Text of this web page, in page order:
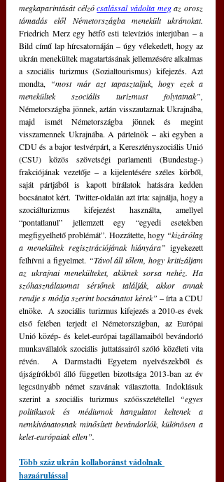
megkaparintását célzó csalással vádolta meg az orosz
Friedrich Merz egy hétfő esti televíziós interjúban – a
Bild című lap hírcsatornáján – úgy vélekedett, hogy az
ukrán menekültek magatartásának jellemzésére alkalmas
a szociális turizmus (Sozialtourismus) kifejezés. Azt
mondta, “most már azt tapasztaljuk, hogy ezek a
menekültek szociális turizmust folytatnak”,
Németországba jönnek, aztán visszautaznak Ukrajnába,
majd ismét Németországba jönnek és megint
visszamennek Ukrajnába. A pártelnök – aki egyben a
CDU és a bajor testvérpárt, a Keresztényszociális Unió
(CSU) közös szövetségi parlamenti (Bundestag-)
frakciójának vezetője – a kijelentésére széles körből,
saját pártjából is kapott bírálatok hatására kedden
bocsánatot kért.  Twitter-oldalán azt írta: sajnálja, hogy a
szociálturizmus kifejezést használta, amellyel
“pontatlanul” jellemzett egy “egyedi esetekben
megfigyelhető problémát”. Hozzátette, hogy “kizárólag
a menekültek regisztrációjának hiányára” igyekezett
felhívni a figyelmet. “Távol áll tőlem, hogy kritizáljam
az ukrajnai menekülteket, akiknek sorsa nehéz. Ha
szóhasználatomat sértőnek találják, akkor annak
rendje s módja szerint bocsánatot kérek” – írta a CDU
elnöke.  A szociális turizmus kifejezés a 2010-es évek
első felében terjedt el Németországban, az Európai
Unió közép- és kelet-európai tagállamaiból bevándorló
munkavállalók szociális juttatásairól szóló közéleti vita
révén.  A Darmstadti Egyetem nyelvészekből és
újságírókból álló független bizottsága 2013-ban az év
legcsúnyább német szavának választotta. Indoklásuk
szerint a szociális turizmus szóösszetétellel “egyes
politikusok és médiumok hangulatot keltenek a
nemkívánatosnak minősített bevándorlók, különösen a
kelet-európaiak ellen”.
Több száz ukrán kollaboránst vádolnak
hazaárulással